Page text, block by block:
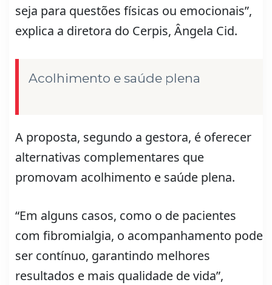
seja para questões físicas ou emocionais”,
explica a diretora do Cerpis, Ângela Cid.
Acolhimento e saúde plena
A proposta, segundo a gestora, é oferecer
alternativas complementares que
promovam acolhimento e saúde plena.
“Em alguns casos, como o de pacientes
com fibromialgia, o acompanhamento pode
ser contínuo, garantindo melhores
resultados e mais qualidade de vida”,